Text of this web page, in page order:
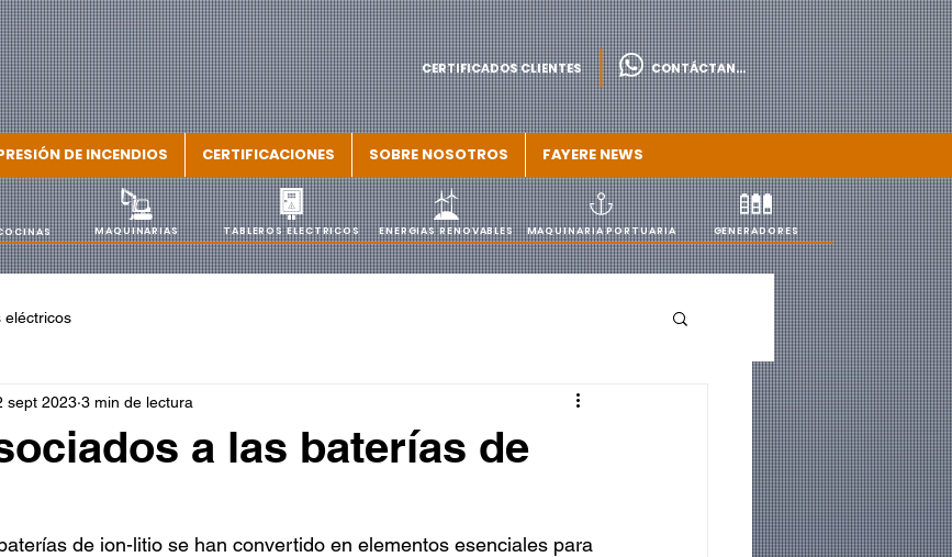
CERTIFICADOS CLIENTES CONTÁCTANOS
DE INCENDIOS CERTIFICACIONES SOBRE NOSOTROS FAYERE NEWS
MAQUINARIAS TABLEROS ELECTRICOS ENERGIAS RENOVABLES MAQUINARIA PORTUARIA GENERADORES
eléctricos
a las baterías de
sept 2023 3 min de lectura
de ion-litio se han convertido en elementos esenciales para